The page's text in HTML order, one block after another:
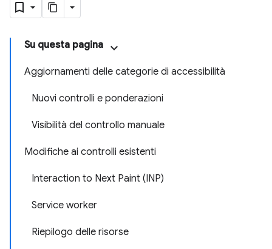
Su questa pagina
Aggiornamenti delle categorie di accessibilità
Nuovi controlli e ponderazioni
Visibilità del controllo manuale
Modifiche ai controlli esistenti
Interaction to Next Paint (INP)
Service worker
Riepilogo delle risorse